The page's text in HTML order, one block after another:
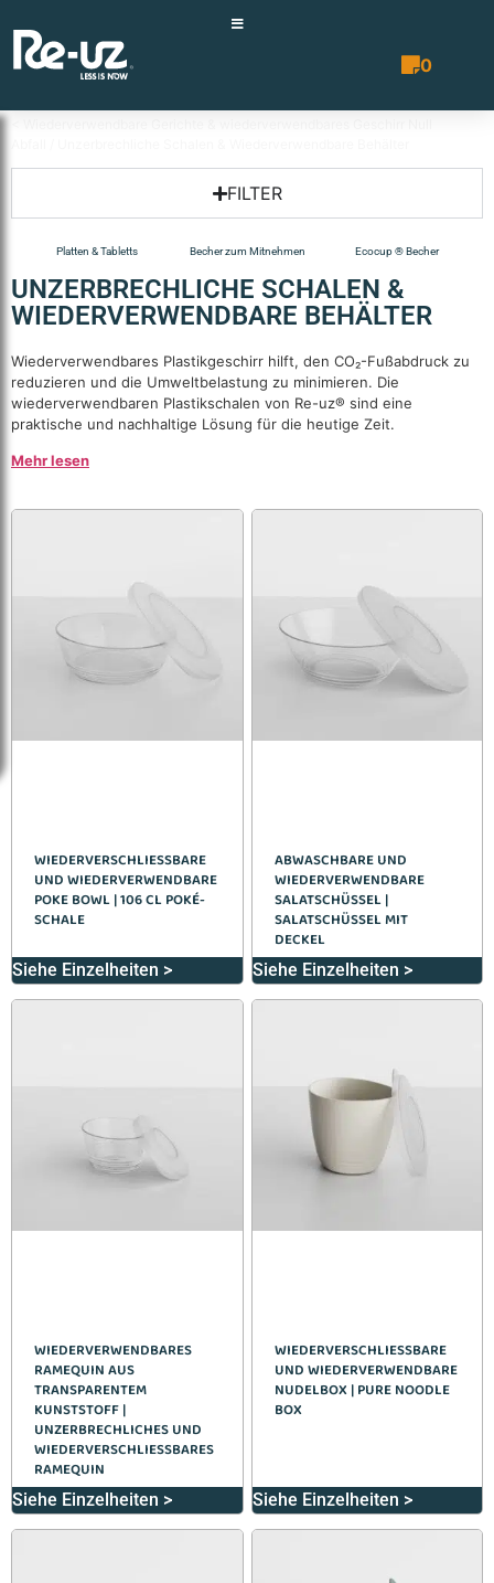
0
FILTER
Platten & Tabletts Becher zum Mitnehmen Ecocup ® Becher
UNZERBRECHLICHE SCHALEN &
WIEDERVERWENDBARE BEHÄLTER
Wiederverwendbares Plastikgeschirr hilft, den CO₂-Fußabdruck zu
reduzieren und die Umweltbelastung zu minimieren. Die
wiederverwendbaren Plastikschalen von Re-uz® sind eine
praktische und nachhaltige Lösung für die heutige Zeit.
Mehr lesen
WIEDERVERSCHLIESSBARE U
ND WIEDERVERWENDBARE P
OKE BOWL | 106 CL POKÉ-S
CHALE
Siehe Einzelheiten >
ABWASCHBARE UND
WIEDERVERWENDBARE
SALATSCHÜSSEL |
SALATSCHÜSSEL MIT
DECKEL
Siehe Einzelheiten >
WIEDERVERWENDBARES
RAMEQUIN AUS
TRANSPARENTEM
KUNSTSTOFF |
UNZERBRECHLICHES UND
WIEDERVERSCHLIESSBARES R
AMEQUIN
Siehe Einzelheiten >
WIEDERVERSCHLIESSBARE U
ND WIEDERVERWENDBARE N
UDELBOX | PURE NOODLE B
OX
Siehe Einzelheiten >